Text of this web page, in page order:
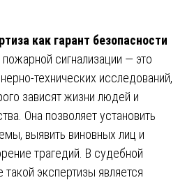
как гарант безопасности
сигнализации — это
технических исследований,
зависят жизни людей и
Она позволяет установить
выявить виновных лиц и
трагедий. В судебной
экспертизы является